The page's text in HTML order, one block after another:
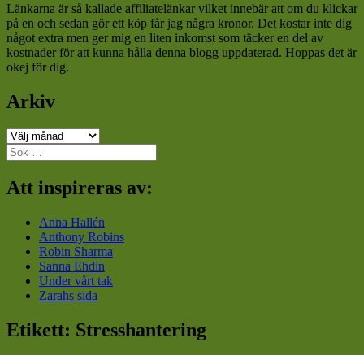
Länkarna är så kallade affiliatelänkar vilket innebär att om du klickar
på en och sedan gör ett köp får jag några kronor. Det kostar inte dig
något extra men ger mig en liten inkomst som täcker en del av
kostnader för att kunna hålla denna blogg uppdaterad. Hoppas det är
okej för dig.
Arkiv
Arkiv
Sök
efter:
Att inspireras av:
Anna Hallén
Anthony Robins
Robin Sharma
Sanna Ehdin
Under vårt tak
Zarahs sida
Etikett: Stresshantering